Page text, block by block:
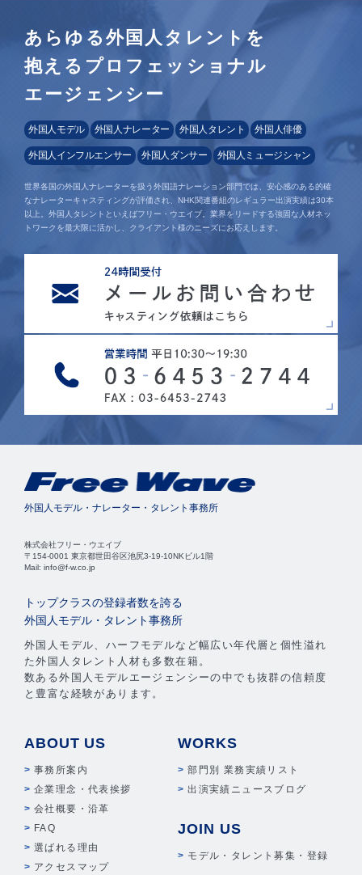
あらゆる外国人タレントを
抱えるプロフェッショナル
エージェンシー
外国人モデル 外国人ナレーター 外国人タレント 外国人俳優
外国人インフルエンサー 外国人ダンサー 外国人ミュージシャン
世界各国の外国人ナレーターを扱う外国語ナレーション部門では、安心感のある的確
なナレーターキャスティングが評価され、NHK関連番組のレギュラー出演実績は30本
以上。外国人タレントといえばフリー・ウエイブ。業界をリードする強固な人材ネッ
トワークを最大限に活かし、クライアント様のニーズにお応えします。
外国人モデル・ナレーター・タレント事務所
株式会社フリー・ウエイブ
〒154-0001 東京都世田谷区池尻3-19-10NKビル1階
Mail: info@f-w.co.jp
トップクラスの登録者数を誇る
外国人モデル・タレント事務所
外国人モデル、ハーフモデルなど幅広い年代層と個性溢れ
た外国人タレント人材も多数在籍。
数ある外国人モデルエージェンシーの中でも抜群の信頼度
と豊富な経験があります。
ABOUT US
事務所案内
企業理念・代表挨拶
会社概要・沿革
FAQ
選ばれる理由
アクセスマップ
WORKS
部門別 業務実績リスト
出演実績ニュースブログ
JOIN US
モデル・タレント募集・登録